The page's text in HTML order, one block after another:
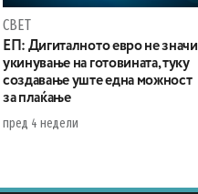
СВЕТ
ЕП: Дигиталното евро не значи
укинување на готовината, туку
создавање уште една можност
за плаќање
пред 4 недели